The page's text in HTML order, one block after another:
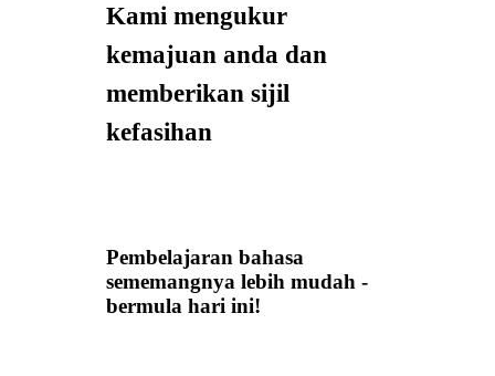
Kami mengukur
kemajuan anda dan
memberikan sijil
kefasihan
Pembelajaran bahasa
sememangnya lebih mudah -
bermula hari ini!